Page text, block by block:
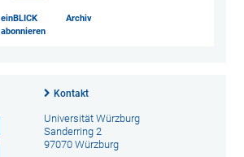
einBLICK
abonnieren
Archiv
Kontakt
Universität Würzburg
Sanderring 2
97070 Würzburg